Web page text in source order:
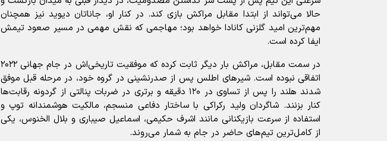
حالا می‌تواند از ابتدا مقابل مراکش بازی کند. در کنار او، جاناتان دیوید نیز همچنان
مهم‌ترین امید گلزنی کانادا خواهد بود؛ مهاجمی که نقش مهمی در مسیر صعود تیمش
ایفا کرده است.
در سمت مقابل، مراکش بار دیگر ثابت کرده که موفقیت تاریخی‌اش در جام جهانی ۲۰۲۲
اتفاقی نبوده است. شیرهای اطلس پس از صدرنشینی در گروه خود، در مرحله قبل موفق
شدند هلند را پس از تساوی در ۱۲۰ دقیقه و برتری در ضربات پنالتی از گردونه رقابت‌ها
کنار بزنند. شاگردان ولید رکراکی با ساختار دفاعی منسجم، مالکیت هوشمندانه توپ و
استفاده از سرعت بازیکنانی مانند اشرف حکیمی، اسماعیل صیباری و بلال الخنوس، یکی
از کامل‌ترین تیم‌های حاضر در جام به شمار می‌روند.